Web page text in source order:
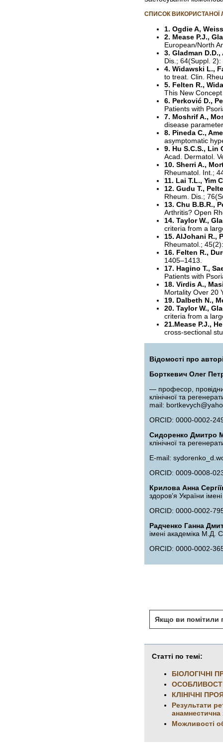
СПИСОК ВИКОРИСТАНОЇ
1. Ogdie A,
2. Mease P.J.,
European/North
3. Gladman
Dis.; 64(Suppl. 2):
4. Widawski L.,
to treat. Clin.
5. Felten R.,
This New
6. Perković D.,
Patients with
7. Moshrif A.,
disease
8. Pineda C.,
asymptomatic
9. Hu S.C.S., Lin
Acad. Dermatol.
10. Sherri A.,
Rheumatol. Int.;
11. Lai T.L., Yim
12. Gudu T.,
Rheum. Dis.;
13. Chu B.B.R.,
Arthritis? Open
14. Taylor W.,
criteria from a
15. AlJohani R.,
Rheumatol.;
16. Felten R.,
1405–1413.
17. Hagino T.,
Patients with
18. Virdis A.,
Mortality Over 20
19. Dalbeth N.,
20. Taylor W.,
criteria from a
21.Mease P.J.,
cross-sectional
Відомості про
Борткевич Олег
— професор, провідний
клінічної та
mail:
ORCID: 0000-0002-
Сидоренко Дмитро
клінічної та
Е-mail:
ORCID: 0009-0008-
Крилова Анна
здоров’я України
ORCID: 0000-0002-
Радченко Ганна
імені академіка М.Д.
ORCID: 0000-0002-
Якщо ви помітили
Статті по темі:
БІОЛОГІЧНІ
КЛІНІЧНІ
Результати
анамнестична
Можливості